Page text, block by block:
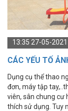
13:35 27-05-2021
CÁC YẾU TỐ
NGOÀI TRỜI
Dụng cụ thể thao
đơn, máy tập
viên, sân chung cư
thích sử dụng. Tuy